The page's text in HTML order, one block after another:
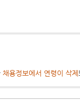
채용정보에서 연령이 삭제